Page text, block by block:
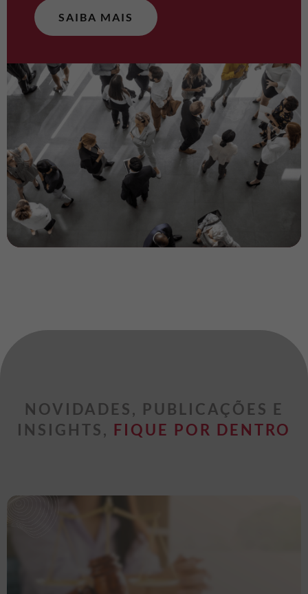
SAIBA MAIS
NOVIDADES, PUBLICAÇÕES E
INSIGHTS, FIQUE POR DENTRO